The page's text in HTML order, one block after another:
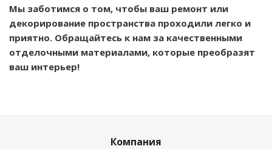
Мы заботимся о том, чтобы ваш ремонт или
декорирование пространства проходили легко и
приятно. Обращайтесь к нам за качественными
отделочными материалами, которые преобразят
ваш интерьер!
Компания